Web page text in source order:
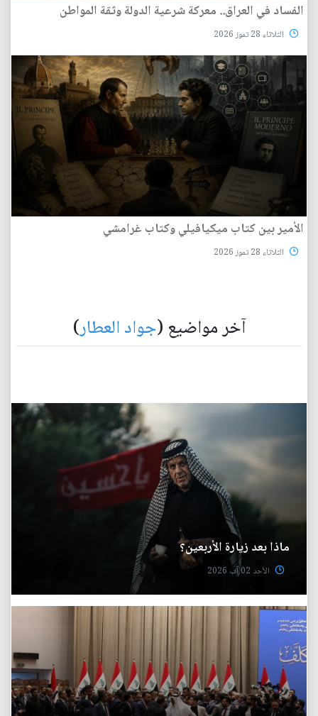
الفساد في العراق.. معركة شرعية الدولة وثقة المواطن
الثلاثاء 28 تموز 2026
الأمير بين كتاب ميكيافيلي وكتاب غرامشي
الثلاثاء 28 تموز 2026
آخر مواضيع (جواد العطار)
ماذا بعد زيارة الأربعين؟
الأحد 02 آب 2026